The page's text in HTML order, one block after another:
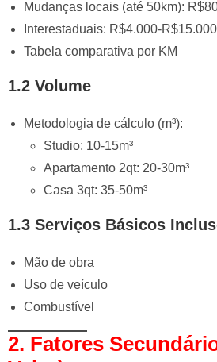
Mudanças locais (até 50km):
Interestaduais: R$4.000-
Tabela comparativa por KM
1.2 Volume
Metodologia de cálculo (m³):
Studio: 10-15m³
Apartamento 2qt: 20-30m³
Casa 3qt: 35-50m³
1.3 Serviços Básicos
Mão de obra
Uso de veículo
Combustível
2. Fatores